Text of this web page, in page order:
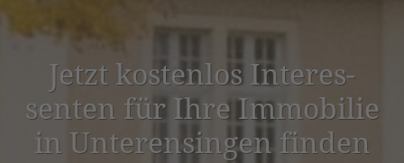
Jetzt kostenlos Inter­es­
senten für Ihre Immobilie
in Unteren­singen finden